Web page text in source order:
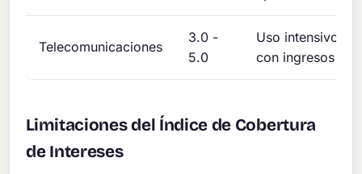
Telecomunicaciones
3.0 -
5.0
Uso intensivo
con ingresos
Limitaciones del Índice de Cobertura
de Intereses